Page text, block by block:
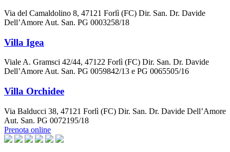
Via del Camaldolino 8, 47121 Forlì (FC) Dir. San. Dr. Davide
Dell’Amore Aut. San. PG 0003258/18
Villa Igea
Viale A. Gramsci 42/44, 47122 Forlì (FC) Dir. San. Dr. Davide
Dell’Amore Aut. San. PG 0059842/13 e PG 0065505/16
Villa Orchidee
Via Balducci 38, 47121 Forlì (FC) Dir. San. Dr. Davide Dell’Amore
Aut. San. PG 0072195/18
Prenota online